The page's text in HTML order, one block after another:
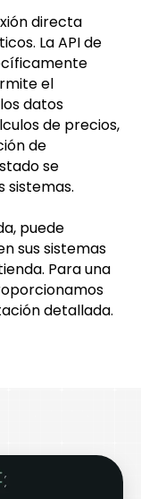
directa
La API de
el
datos
de precios,
de
se
puede
sus sistemas
Para una
detallada.